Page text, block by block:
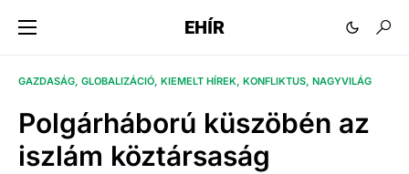
EHÍR
GAZDASÁG GLOBALIZÁCIÓ KIEMELT HÍREK KONFLIKTUS NAGYVILÁG
Polgárháború küszöbén az
iszlám köztársaság